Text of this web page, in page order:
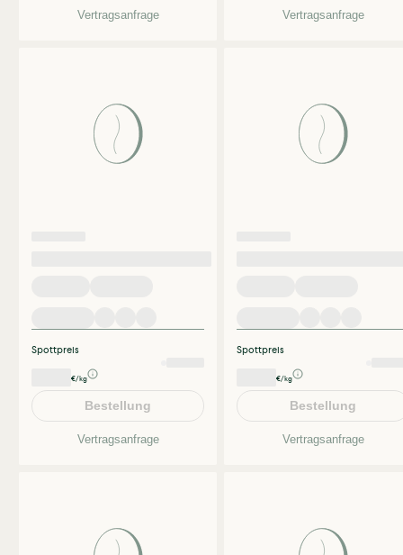
Vertragsanfrage Vertragsanfrage
Spottpreis
€/kg
Bestellung
Vertragsanfrage
Spottpreis
€/kg
Bestellung
Vertragsanfrage